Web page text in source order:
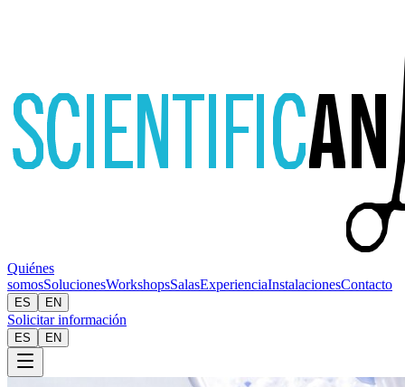
Quiénes
somosSolucionesWorkshopsSalasExperienciaInstalacionesContacto
ES EN
Solicitar información
ES EN